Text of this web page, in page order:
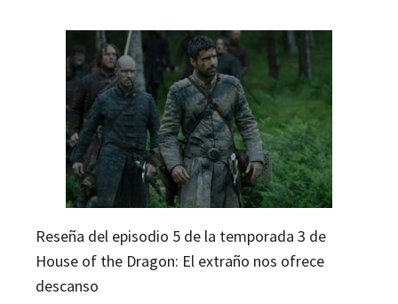
Reseña del episodio 5 de la temporada 3 de
House of the Dragon: El extraño nos ofrece
descanso